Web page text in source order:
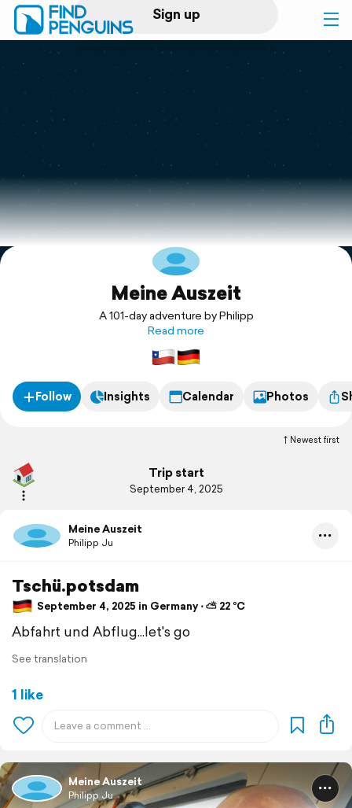
Sign up
Log in
Print a book
Flyover video
Explore
Meine Auszeit
A 101-day adventure by Philipp
Read more
Follow Insights Calendar Photos
Newest first
Trip start
September 4, 2025
Meine Auszeit
Philipp Ju
Tschü.potsdam
September 4, 2025 in Germany ⋅ ⛅ 22 °C
Abfahrt und Abflug...let's go
See translation
1 like
Meine Auszeit
Philipp Ju